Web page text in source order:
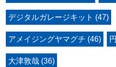
デジタルガレージキット (47)
アメイジングヤマグチ (46)
大津敦哉 (36)